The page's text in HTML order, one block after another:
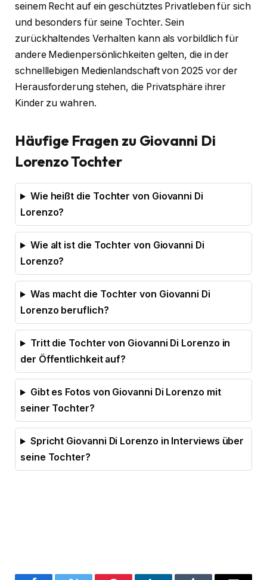
seinem Recht auf ein geschütztes Privatleben für sich
und besonders für seine Tochter. Sein
zurückhaltendes Verhalten kann als vorbildlich für
andere Medienpersönlichkeiten gelten, die in der
schnelllebigen Medienlandschaft von 2025 vor der
Herausforderung stehen, die Privatsphäre ihrer
Kinder zu wahren.
Häufige Fragen zu Giovanni Di
Lorenzo Tochter
Wie heißt die Tochter von Giovanni Di
Lorenzo?
Wie alt ist die Tochter von Giovanni Di
Lorenzo?
Was macht die Tochter von Giovanni Di
Lorenzo beruflich?
Tritt die Tochter von Giovanni Di Lorenzo in
der Öffentlichkeit auf?
Gibt es Fotos von Giovanni Di Lorenzo mit
seiner Tochter?
Spricht Giovanni Di Lorenzo in Interviews über
seine Tochter?